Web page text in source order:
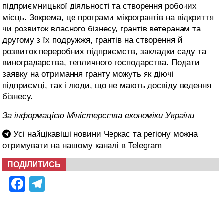
підприємницької діяльності та створення робочих
місць. Зокрема, це програми мікрогрантів на відкриття
чи розвиток власного бізнесу, грантів ветеранам та
другому з їх подружжя, грантів на створення й
розвиток переробних підприємств, закладки саду та
виноградарства, тепличного господарства. Подати
заявку на отримання гранту можуть як діючі
підприємці, так і люди, що не мають досвіду ведення
бізнесу.
За інформацією Міністерства економіки України
Усі найцікавіші новини Черкас та регіону можна
отримувати на нашому каналі в Telegram
ПОДІЛИТИСЬ
Facebook